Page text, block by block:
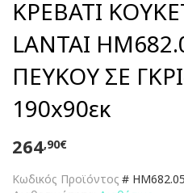
ΚΡΕΒΑΤΙ
LANTAI
ΠΕΥΚΟΥ ΣΕ
190x90εκ
Κωδικός Προϊόντος # HM682.05
264,90€